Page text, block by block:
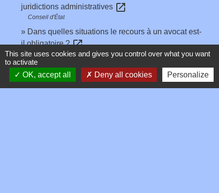
juridictions administratives open_in_new
Conseil d'État
Dans quelles situations le recours à un avocat est-
il obligatoire ?open_in_new
Conseil d'État
Signaler une erreur sur cette page
This site uses cookies and gives you control over what you want
to activate
OK, accept all
Deny all cookies Personalize